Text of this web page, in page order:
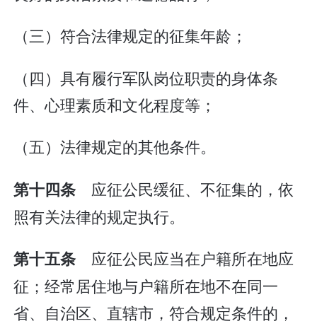
（三）符合法律规定的征集年龄；
（四）具有履行军队岗位职责的身体条
件、心理素质和文化程度等；
（五）法律规定的其他条件。
第十四条 应征公民缓征、不征集的，依
照有关法律的规定执行。
第十五条 应征公民应当在户籍所在地应
征；经常居住地与户籍所在地不在同一
省、自治区、直辖市，符合规定条件的，